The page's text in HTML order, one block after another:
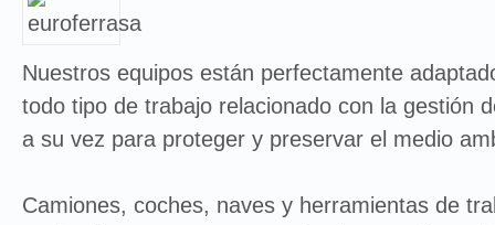
Nuestros equipos están perfectamente
todo tipo de trabajo relacionado con la gestión
a su vez para proteger y preservar el medio
Camiones, coches, naves y herramientas de